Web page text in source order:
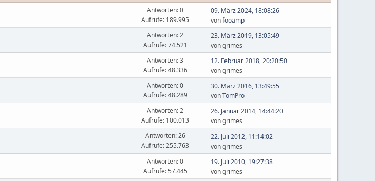
Antworten: 0
Aufrufe: 189.995
09. März 2024, 18:08:26
vonfooamp
Antworten: 2
Aufrufe: 74.521
23. März 2019, 13:05:49
von grimes
Antworten: 3
Aufrufe: 48.336
12. Februar 2018, 20:20:50
von grimes
Antworten: 0
Aufrufe: 48.289
30. März 2016, 13:49:55
vonTomPro
Antworten: 2
Aufrufe: 100.013
26. Januar 2014, 14:44:20
von grimes
Antworten: 26
Aufrufe: 255.763
22. Juli 2012, 11:14:02
von grimes
Antworten: 0
Aufrufe: 57.445
19. Juli 2010, 19:27:38
von grimes